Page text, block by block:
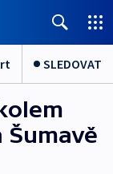
SLEDOVAT